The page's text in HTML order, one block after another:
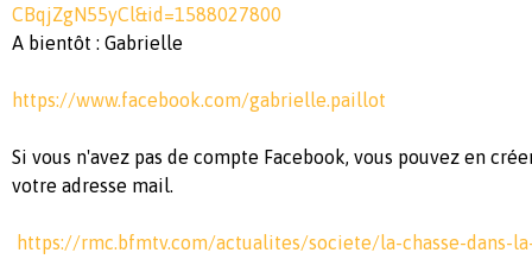
CBqjZgN55yCl&id=1588027800
A bientôt : Gabrielle
https://www.facebook.com/gabrielle.paillot
Si vous n'avez pas de compte Facebook, vous pouvez en
votre adresse mail.
https://rmc.bfmtv.com/actualites/societe/la-chasse-dans-